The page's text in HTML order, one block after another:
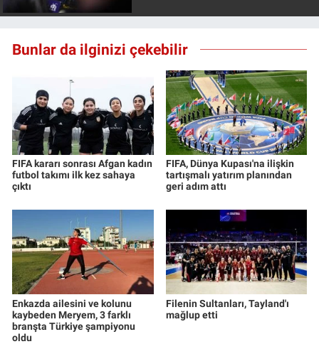
Bunlar da ilginizi çekebilir
FIFA kararı sonrası Afgan kadın
futbol takımı ilk kez sahaya
çıktı
FIFA, Dünya Kupası'na ilişkin
tartışmalı yatırım planından
geri adım attı
Enkazda ailesini ve kolunu
kaybeden Meryem, 3 farklı
branşta Türkiye şampiyonu
oldu
Filenin Sultanları, Tayland'ı
mağlup etti